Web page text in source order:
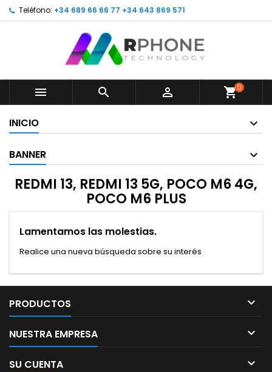
Teléfono: +34 689 66 66 77 +34 643 869 571
   shopping_cart0
INICIO
BANNER
REDMI 13, REDMI 13 5G, POCO M6 4G,
POCO M6 PLUS
Lamentamos las molestias.
Realice una nueva búsqueda sobre su interés
PRODUCTOS 
NUESTRA EMPRESA 
SU CUENTA 